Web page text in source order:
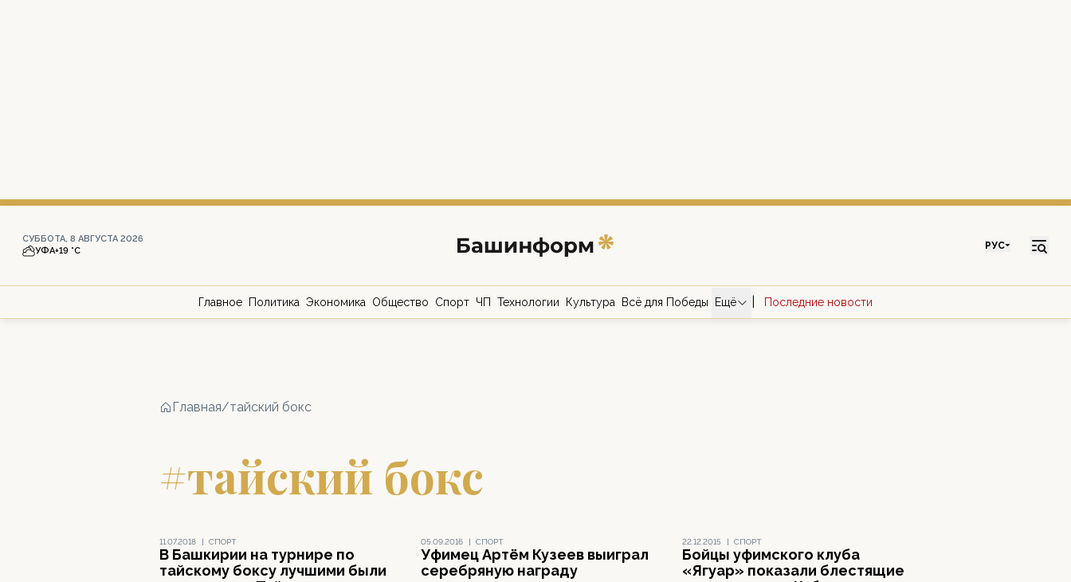
СУББОТА, 8 АВГУСТА 2026
УФА+19 °С РУС
Главное Политика Экономика Общество Спорт ЧП Технологии Культура Всё для Победы Ещё Последние новости
Главная/тайский бокс
#тайский бокс
11.07.2018 | СПОРТ
В Башкирии на турнире по
тайскому боксу лучшими были
05.09.2016 | СПОРТ
Уфимец Артём Кузеев выиграл
серебряную награду
22.12.2015 | СПОРТ
Бойцы уфимского клуба
«Ягуар» показали блестящие